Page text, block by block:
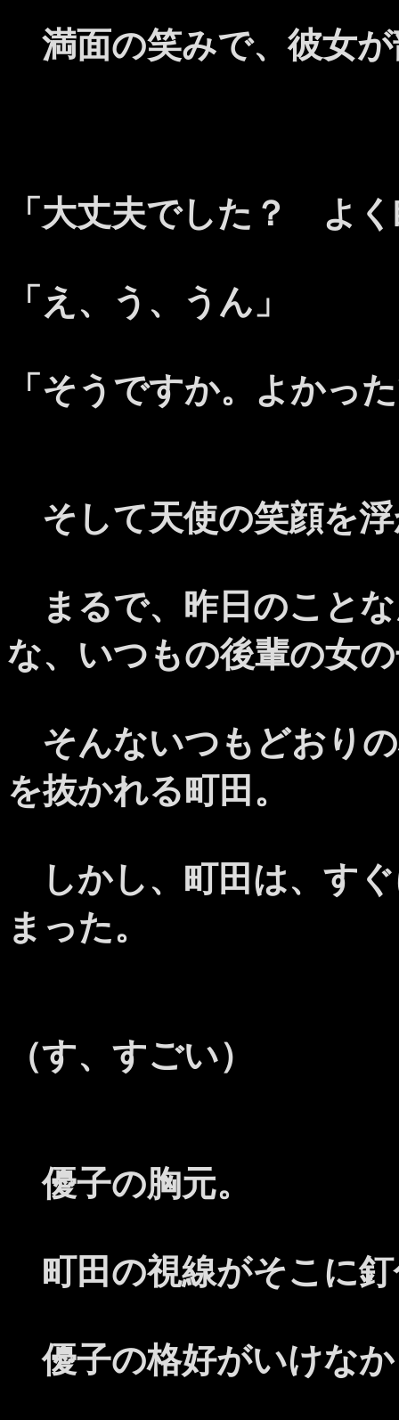
満面の笑みで、彼女
「大丈夫でした？ よ
「え、う、うん」
「そうですか。よかっ
そして天使の笑顔を
まるで、昨日のこと
な、いつもの後輩の女
そんないつもどおり
を抜かれる町田。
しかし、町田は、す
まった。
（す、すごい）
優子の胸元。
町田の視線がそこに
優子の格好がいけな